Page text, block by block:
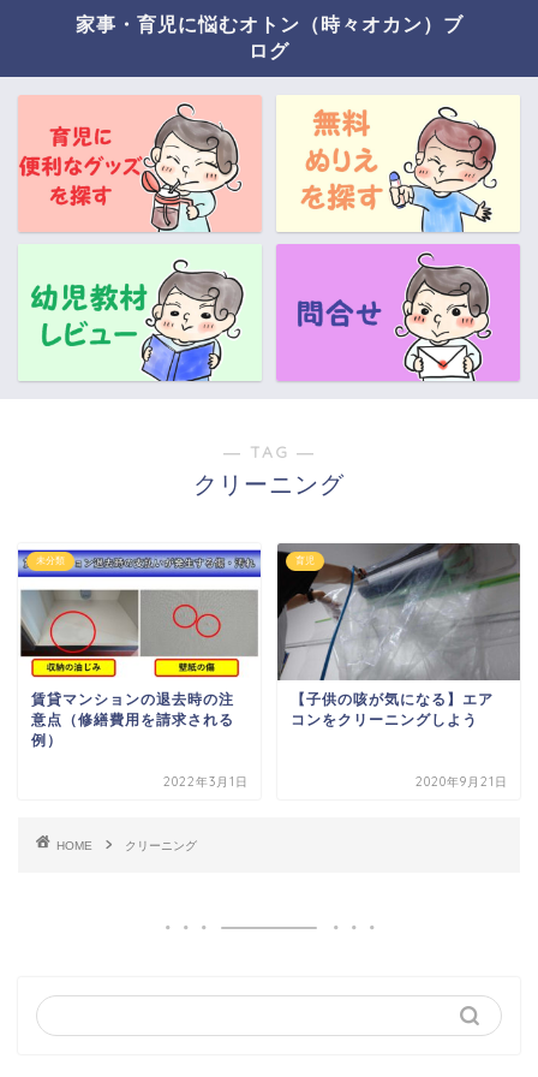
家事・育児に悩むオトン（時々オカン）ブ
ログ
― TAG ―
クリーニング
未分類
賃貸マンションの退去時の注
意点（修繕費用を請求される
例）
2022年3月1日
育児
【子供の咳が気になる】エア
コンをクリーニングしよう
2020年9月21日
HOME クリーニング